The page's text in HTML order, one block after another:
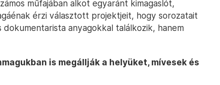
műfajában alkot egyaránt kimagaslót,
érzi választott projektjeit, hogy sorozatait
dokumentarista anyagokkal találkozik, hanem
is megállják a helyüket, mívesek és